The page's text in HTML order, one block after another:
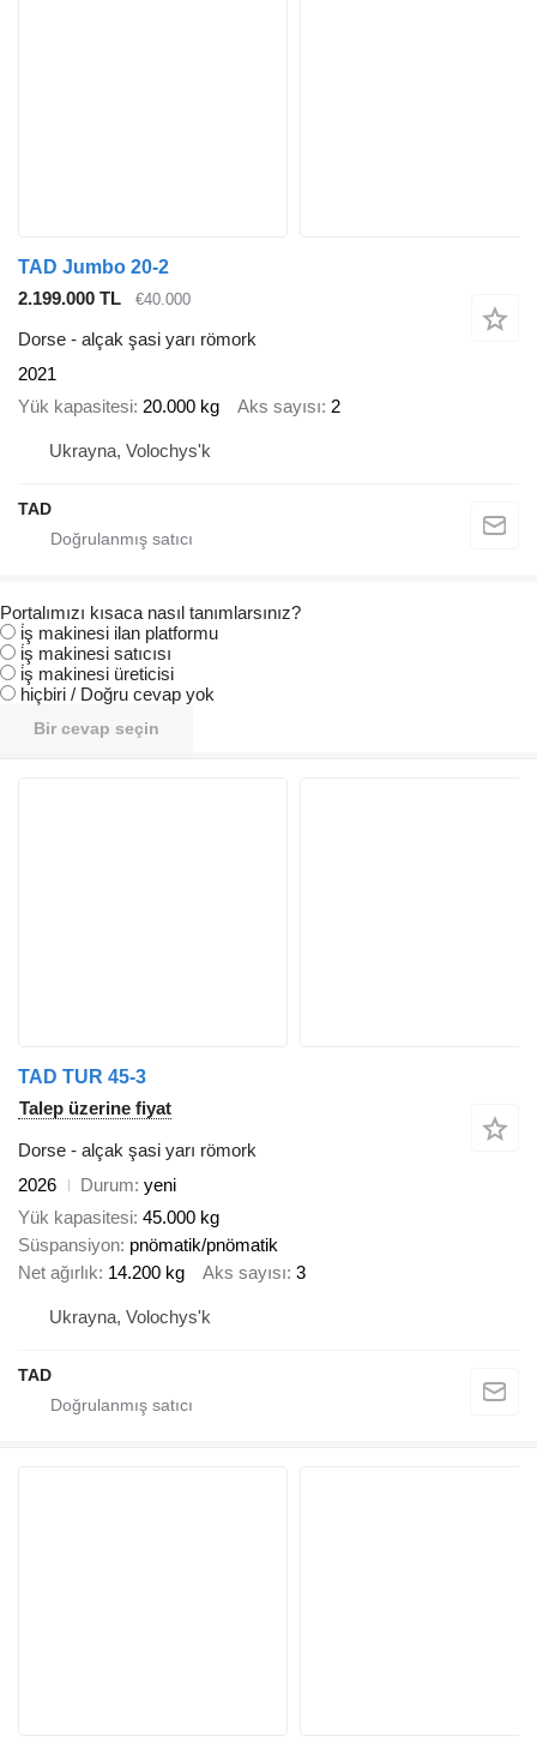
TAD Jumbo 20-2
2.199.000 TL
€40.000
Dorse - alçak şasi yarı römork
2021
Yük kapasitesi 20.000 kg Aks sayısı 2
Ukrayna, Volochys'k
TAD
Portalımızı kısaca nasıl tanımlarsınız?
i̇ş makinesi ilan platformu
i̇ş makinesi satıcısı
i̇ş makinesi üreticisi
hiçbiri / Doğru cevap yok
Bir cevap seçin
TAD TUR 45-3
Talep üzerine fiyat
Dorse - alçak şasi yarı römork
2026
Durum yeni
Yük kapasitesi 45.000 kg
Süspansiyon pnömatik/pnömatik
Net ağırlık 14.200 kg Aks sayısı 3
Ukrayna, Volochys'k
TAD